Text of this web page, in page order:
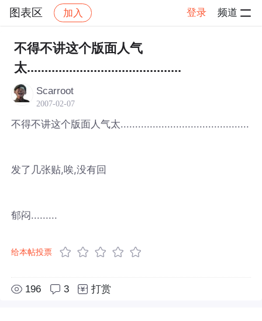
图表区 加入 登录 频道
社区 图表区 帖子详情
不得不讲这个版面人气
太............................................
Scarroot
2007-02-07
不得不讲这个版面人气太............................................
发了几张贴,唉,没有回
郁闷.........
给本帖投票
196 3 打赏